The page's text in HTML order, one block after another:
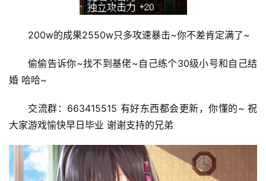
200w的成果2550w只多攻速暴击~你不差肯定满了~
偷偷告诉你~找不到基佬~自己练个30级小号和自己结
婚 哈哈~
交流群：663415515 有好东西都会更新，你懂的~ 祝
大家游戏愉快早日毕业 谢谢支持的兄弟